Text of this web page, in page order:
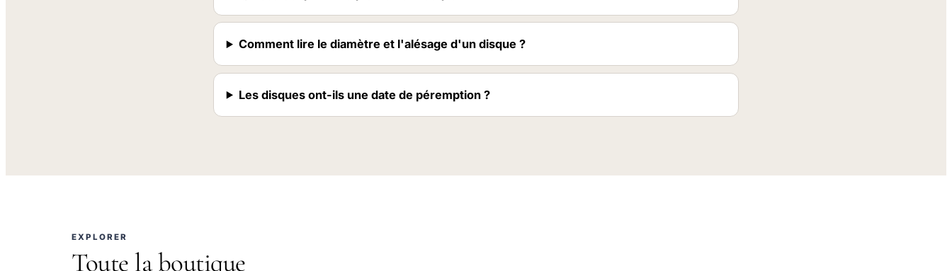
Comment lire le diamètre et l'alésage d'un disque ?
Les disques ont-ils une date de péremption ?
EXPLORER
Toute la boutique